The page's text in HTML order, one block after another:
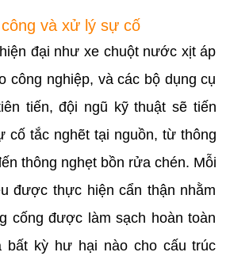
và xử lý sự cố
đại như xe chuột nước xịt áp
công nghiệp, và các bộ dụng cụ
tiến, đội ngũ kỹ thuật sẽ tiến
cố tắc nghẽt tại nguồn, từ thông
thông nghẹt bồn rửa chén. Mỗi
được thực hiện cẩn thận nhằm
cống được làm sạch hoàn toàn
bất kỳ hư hại nào cho cấu trúc